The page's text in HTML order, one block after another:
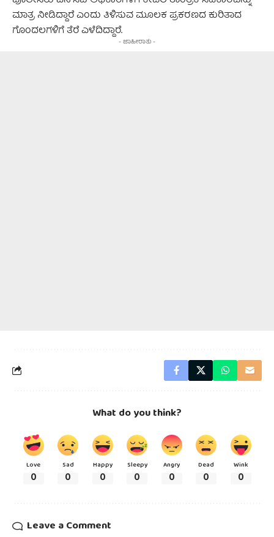
ಮಾತ್ರ ನೀಡಿದ್ದಾರೆ ಎಂದು ತಿಳಿಸುವ ಮೂಲಕ ಪ್ರಕರಣದ ಕುರಿತಾದ
ಗೊಂದಲಗಳಿಗೆ ತೆರೆ ಎಳೆದಿದ್ದಾರೆ.
- ಜಾಹೀರಾತು -
What do you think?
Love
0
Sad
0
Happy
0
Sleepy
0
Angry
0
Dead
0
Wink
0
Leave a Comment